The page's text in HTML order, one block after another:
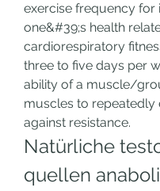
exercise frequency for
one&#39;s health
cardiorespiratory
three to five days per
ability of a muscle/
muscles to repeatedly
against resistance.
Natürliche
quellen